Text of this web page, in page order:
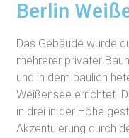
Berlin
Das Gebäude wurde
mehrerer privater
und in dem baulich
Weißensee errichtet.
in drei in der Höhe
Akzentuierung durch